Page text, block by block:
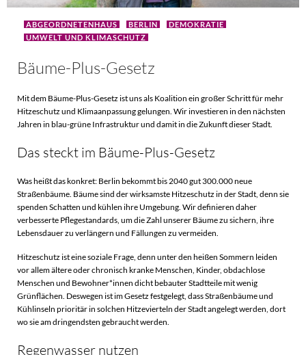
ABGEORDNETENHAUS BERLIN
DEMOKRATIE
UMWELT UND KLIMASCHUTZ
Bäume-Plus-Gesetz
Mit dem Bäume-Plus-Gesetz ist uns als Koalition ein großer Schritt für mehr
Hitzeschutz und Klimaanpassung gelungen. Wir investieren in den nächsten
Jahren in blau-grüne Infrastruktur und damit in die Zukunft dieser Stadt.
Das steckt im Bäume-Plus-Gesetz
Was heißt das konkret: Berlin bekommt bis 2040 gut 300.000 neue
Straßenbäume. Bäume sind der wirksamste Hitzeschutz in der Stadt, denn sie
spenden Schatten und kühlen ihre Umgebung. Wir definieren daher
verbesserte Pflegestandards, um die Zahl unserer Bäume zu sichern, ihre
Lebensdauer zu verlängern und Fällungen zu vermeiden.
Hitzeschutz ist eine soziale Frage, denn unter den heißen Sommern leiden
vor allem ältere oder chronisch kranke Menschen, Kinder, obdachlose
Menschen und Bewohner*innen dicht bebauter Stadtteile mit wenig
Grünflächen. Deswegen ist im Gesetz festgelegt, dass Straßenbäume und
Kühlinseln prioritär in solchen Hitzevierteln der Stadt angelegt werden, dort
wo sie am dringendsten gebraucht werden.
Regenwasser nutzen